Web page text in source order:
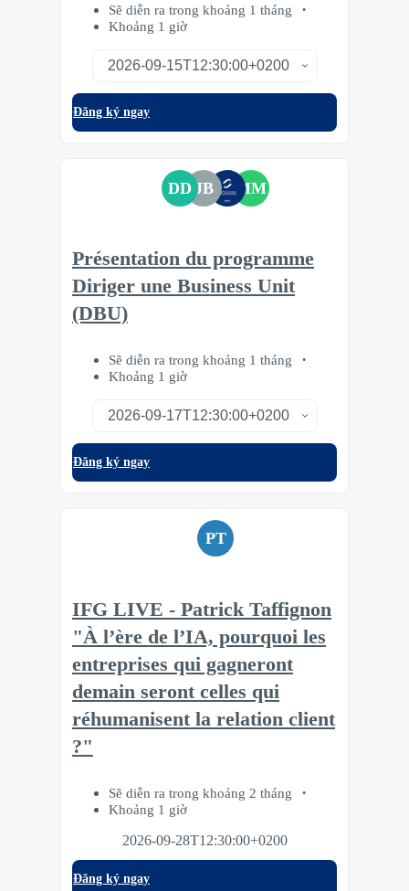
Sẽ diễn ra trong khoảng 1 tháng
Khoảng 1 giờ
Đăng ký ngay
DD JB MM
Présentation du programme
Diriger une Business Unit
(DBU)
Sẽ diễn ra trong khoảng 1 tháng
Khoảng 1 giờ
Đăng ký ngay
PT
IFG LIVE - Patrick Taffignon
"À l’ère de l’IA, pourquoi les
entreprises qui gagneront
demain seront celles qui
réhumanisent la relation client
?"
Sẽ diễn ra trong khoảng 2 tháng
Khoảng 1 giờ
2026-09-28T12:30:00+0200
Đăng ký ngay